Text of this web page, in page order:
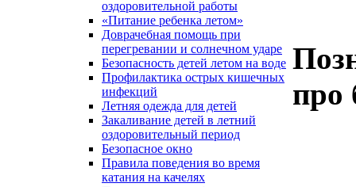
оздоровительной работы
«Питание ребенка летом»
Доврачебная помощь при
перегревании и солнечном ударе
Безопасность детей летом на воде
Профилактика острых кишечных
инфекций
Летняя одежда для детей
Закаливание детей в летний
оздоровительный период
Безопасное окно
Правила поведения во время
катания на качелях
про